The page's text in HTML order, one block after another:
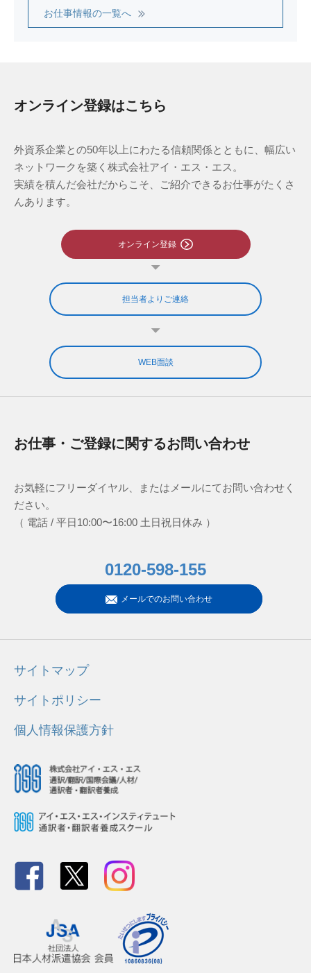
お仕事情報の一覧へ
オンライン登録はこちら
外資系企業との50年以上にわたる信頼関係とともに、幅広い
ネットワークを築く株式会社アイ・エス・エス。
実績を積んだ会社だからこそ、ご紹介できるお仕事がたくさ
んあります。
オンライン登録
担当者よりご連絡
WEB面談
お仕事・ご登録に関するお問い合わせ
お気軽にフリーダイヤル、またはメールにてお問い合わせく
ださい。
（ 電話 / 平日10:00〜16:00 土日祝日休み ）
0120-598-155
メールでのお問い合わせ
サイトマップ
サイトポリシー
個人情報保護方針